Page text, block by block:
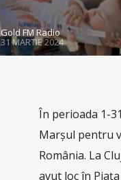
Gold FM Radio
31 MARTIE 2024
În perioada 1-
Marșul pentru
România. La
avut loc în